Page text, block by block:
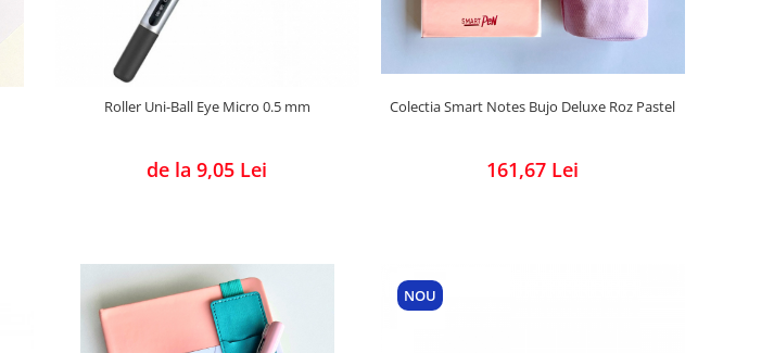
Roller Uni-Ball Eye Micro 0.5 mm
de la 9,05 Lei
Colectia Smart Notes Bujo Deluxe Roz Pastel
161,67 Lei
NOU